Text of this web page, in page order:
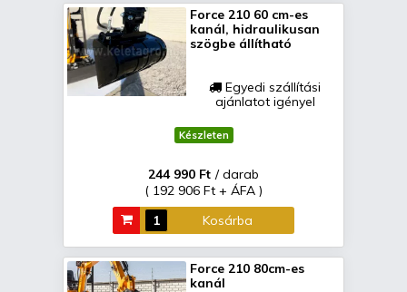
Force 210 60 cm-es
kanál, hidraulikusan
szögbe állítható
Egyedi szállítási
ajánlatot igényel
Készleten
244 990 Ft / darab
( 192 906 Ft + ÁFA )
Kosárba
Force 210 80cm-es
kanál